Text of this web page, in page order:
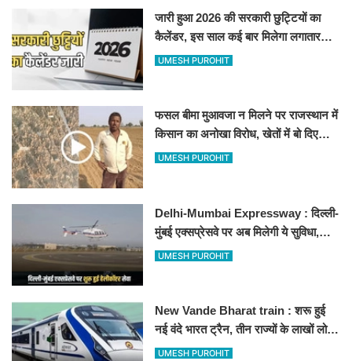
जारी हुआ 2026 की सरकारी छुट्टियों का
कैलेंडर, इस साल कई बार मिलेगा लगातार
अवकाश, देखें
UMESH PUROHIT
फसल बीमा मुआवजा न मिलने पर राजस्थान में
किसान का अनोखा विरोध, खेतों में बो दिए
500-500 रुपए के नोट, वीडियो वायरल
UMESH PUROHIT
Delhi-Mumbai Expressway : दिल्ली-
मुंबई एक्सप्रेसवे पर अब मिलेगी ये सुविधा,
हेलीकॉप्टर सर्विस से तुरंत घायल पहुंचेगा
UMESH PUROHIT
New Vande Bharat train : शरू हुई
नई वंदे भारत ट्रैन, तीन राज्यों के लाखों लोगों
का सफर होगा आसान, देखें पूरा रूटमैप
UMESH PUROHIT